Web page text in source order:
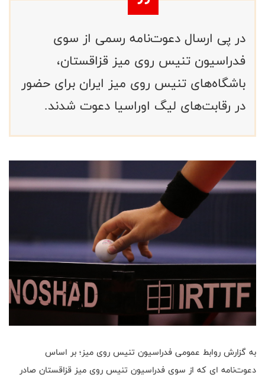
در پی ارسال دعوت‌نامه رسمی از سوی
فدراسیون تنیس روی میز قزاقستان،
باشگاه‌های تنیس روی میز ایران برای حضور
در رقابت‌های لیگ اوراسیا دعوت شدند.
به گزارش روابط عمومی فدراسیون تنیس روی میز؛ بر اساس
دعوت‌نامه ای که از سوی فدراسیون تنیس روی میز قزاقستان صادر